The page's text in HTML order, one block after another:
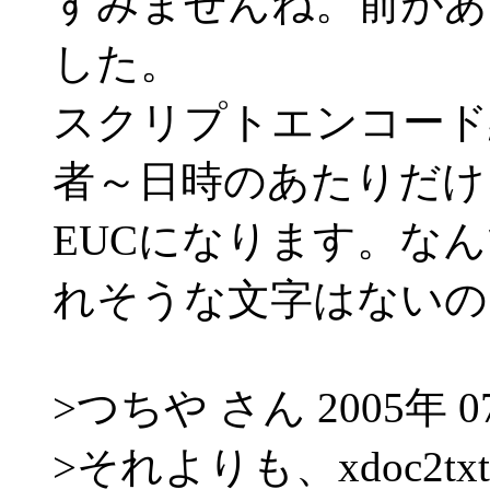
した。
スクリプトエンコー
者～日時のあたりだけ
EUCになります。な
れそうな文字はない
>つちや さん 2005年
>それよりも、